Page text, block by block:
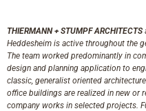
THIERMANN + STUMPF ARCHITECTS
Heddesheim is active throughout the
The team worked predominantly in
design and planning application to
classic, generalist oriented
office buildings are realized in new or
company works in selected projects.